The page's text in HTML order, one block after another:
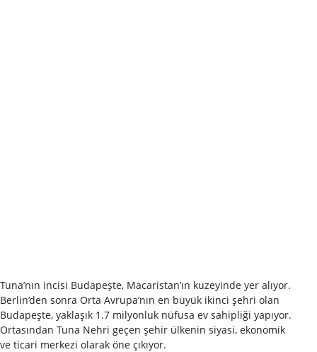
Tuna’nın incisi Budapeşte, Macaristan’ın kuzeyinde yer alıyor.
Berlin’den sonra Orta Avrupa’nın en büyük ikinci şehri olan
Budapeşte, yaklaşık 1.7 milyonluk nüfusa ev sahipliği yapıyor.
Ortasından Tuna Nehri geçen şehir ülkenin siyasi, ekonomik
ve ticari merkezi olarak öne çıkıyor.